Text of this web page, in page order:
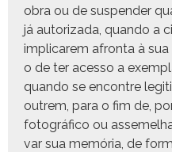
obra ou de sus­pender
já autor­iza­da, quan­do a
impli­carem afronta à
o de ter aces­so a
quan­do se encon­tre
out­rem, para o fim de,
fotográ­fi­co ou
var sua memória, de